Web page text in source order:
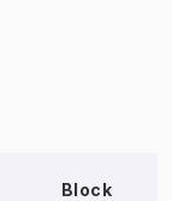
Block